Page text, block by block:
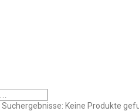
Suchergebnisse: Keine Produkte